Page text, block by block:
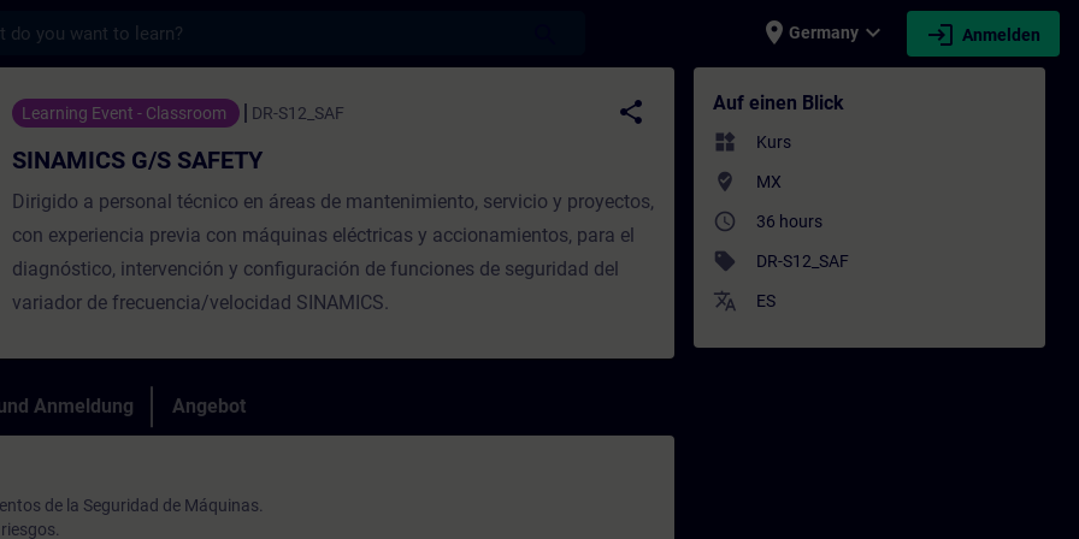
place Germany expand_more login Anmelden
SAFETY - Training - Schulung - Weiterbildung | SITRAIN
Learning Event - Classroom DR-S12_SAF
share
SINAMICS G/S SAFETY
Dirigido a personal técnico en áreas de mantenimiento, servicio y proyectos,
con experiencia previa con máquinas eléctricas y accionamientos, para el
diagnóstico, intervención y configuración de funciones de seguridad del
variador de frecuencia/velocidad SINAMICS.
Anmeldung Angebot
de la Seguridad de Máquinas.
Auf einen Blick
widgets Kurs
where_to_vote MX
access_time 36 hours
sell DR-S12_SAF
translate ES